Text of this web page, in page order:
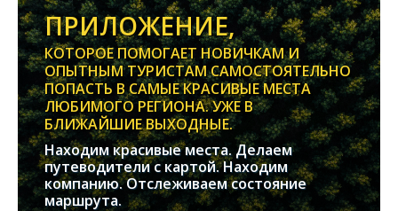
ПРИЛОЖЕНИЕ,
КОТОРОЕ ПОМОГАЕТ НОВИЧКАМ И
ОПЫТНЫМ ТУРИСТАМ САМОСТОЯТЕЛЬНО
ПОПАСТЬ В САМЫЕ КРАСИВЫЕ МЕСТА
ЛЮБИМОГО РЕГИОНА. УЖЕ В
БЛИЖАЙШИЕ ВЫХОДНЫЕ.
Находим красивые места. Делаем
путеводители с картой. Находим
компанию. Отслеживаем состояние
маршрута.